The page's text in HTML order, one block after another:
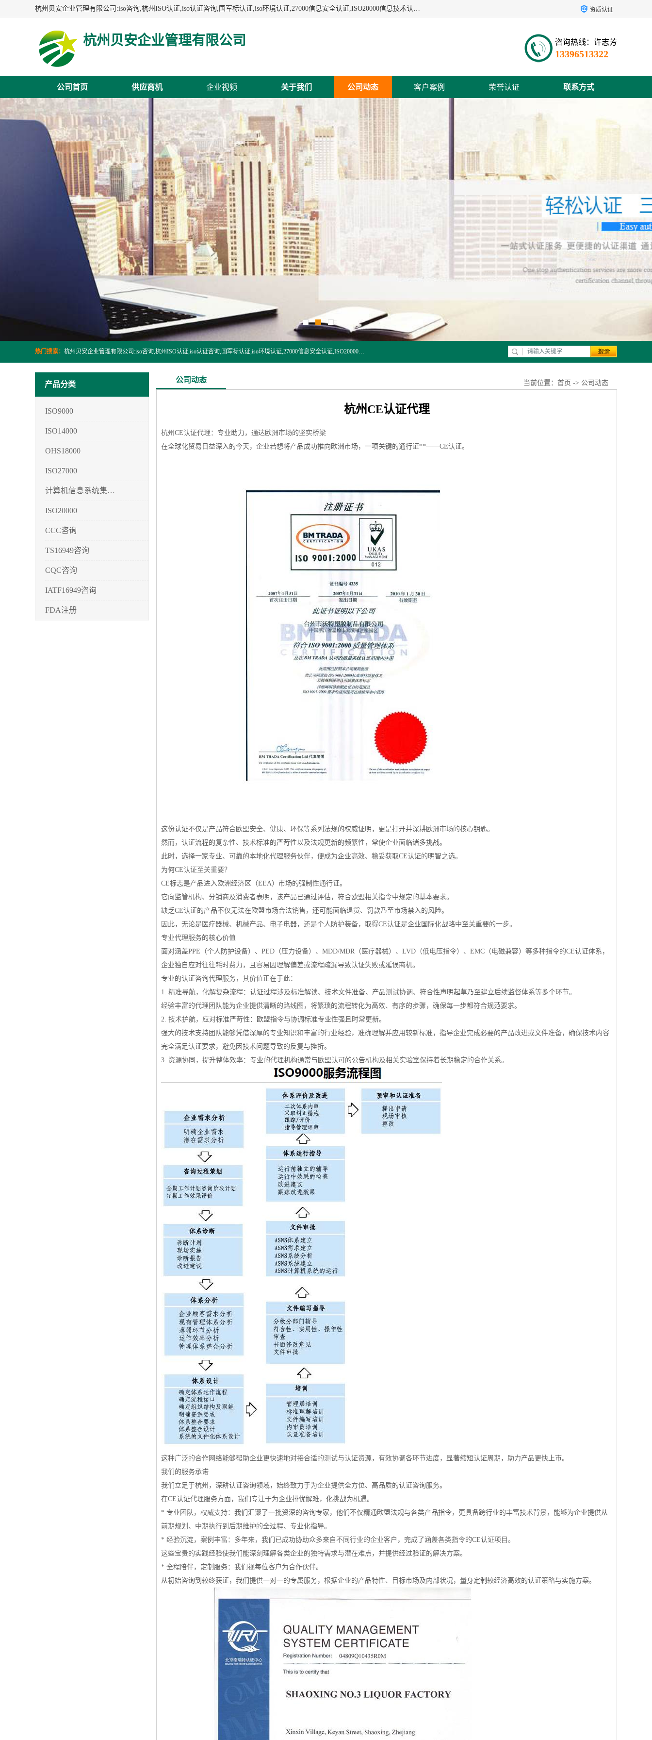
杭州贝安企业管理有限公司:iso咨询,杭州ISO认证,iso认证咨询,国军标认证,iso环境认证,27000信息安全认证,ISO20000信息技术认证,口罩检测报告,32610检测报告,CCRC认证,ISO50001认证,ITSS认证,两化融合认证,出口口罩检测报告等认证代理服务,本公司有近10年的体系咨询经验,能业务覆盖范围南到海南三亚北到新疆阿克苏. 资质认证
杭州贝安企业管理有限公司 咨询热线：许志芳
13396513322
公司首页 供应商机 企业视频 关于我们 公司动态 客户案例 荣誉认证 联系方式
热门搜索： 杭州贝安企业管理有限公司:iso咨询,杭州ISO认证,iso认证咨询,国军标认证,iso环境认证,27000信息安全认证,ISO20000信息技术认证,口罩检测报告,32610检测报告,CCRC认证,ISO50001认证,ITSS认证,两化融合认证,出口口罩检测报告等认证代理服务,本公司有近10年的体系咨询经验,能业务覆盖范围南到海南三亚北到新疆阿克苏.
产品分类
ISO9000
ISO14000
OHS18000
ISO27000
计算机信息系统集成3/4/5
ISO20000
CCC咨询
TS16949咨询
CQC咨询
IATF16949咨询
FDA注册
公司动态 当前位置： 首页 -> 公司动态
杭州CE认证代理
杭州CE认证代理：专业助力，通达欧洲市场的坚实桥梁
在全球化贸易日益深入的今天，企业若想将产品成功推向欧洲市场，一项关键的通行证**——CE认证。
这份认证不仅是产品符合欧盟安全、健康、环保等系列法规的权威证明，更是打开并深耕欧洲市场的核心钥匙。
然而，认证流程的复杂性、技术标准的严苛性以及法规更新的频繁性，常使企业面临诸多挑战。
此时，选择一家专业、可靠的本地化代理服务伙伴，便成为企业高效、稳妥获取CE认证的明智之选。
为何CE认证至关重要？
CE标志是产品进入欧洲经济区（EEA）市场的强制性通行证。
它向监管机构、分销商及消费者表明，该产品已通过评估，符合欧盟相关指令中规定的基本要求。
缺乏CE认证的产品不仅无法在欧盟市场合法销售，还可能面临退货、罚款乃至市场禁入的风险。
因此，无论是医疗器械、机械产品、电子电器，还是个人防护装备，取得CE认证是企业国际化战略中至关重要的一步。
专业代理服务的核心价值
面对涵盖PPE（个人防护设备）、PED（压力设备）、MDD/MDR（医疗器械）、LVD（低电压指令）、EMC（电磁兼容）等多种指令的CE认证体系，
企业独自应对往往耗时费力，且容易因理解偏差或流程疏漏导致认证失败或延误商机。
专业的认证咨询代理服务，其价值正在于此：
1. 精准导航，化解复杂流程：认证过程涉及标准解读、技术文件准备、产品测试协调、符合性声明起草乃至建立后续监督体系等多个环节。
经验丰富的代理团队能为企业提供清晰的路线图，将繁琐的流程转化为高效、有序的步骤，确保每一步都符合规范要求。
2. 技术护航，应对标准严苛性：欧盟指令与协调标准专业性强且时常更新。
强大的技术支持团队能够凭借深厚的专业知识和丰富的行业经验，准确理解并应用较新标准，指导企业完成必要的产品改进或文件准备，确保技术内容
完全满足认证要求，避免因技术问题导致的反复与挫折。
3. 资源协同，提升整体效率：专业的代理机构通常与欧盟认可的公告机构及相关实验室保持着长期稳定的合作关系。
这种广泛的合作网络能够帮助企业更快速地对接合适的测试与认证资源，有效协调各环节进度，显著缩短认证周期，助力产品更快上市。
我们的服务承诺
我们立足于杭州，深耕认证咨询领域，始终致力于为企业提供全方位、高品质的认证咨询服务。
在CE认证代理服务方面，我们专注于为企业排忧解难，化挑战为机遇。
* 专业团队，权威支持：我们汇聚了一批资深的咨询专家，他们不仅精通欧盟法规与各类产品指令，更具备跨行业的丰富技术背景，能够为企业提供从
前期规划、中期执行到后期维护的全过程、专业化指导。
* 经验沉淀，案例丰富：多年来，我们已成功协助众多来自不同行业的企业客户，完成了涵盖各类指令的CE认证项目。
这些宝贵的实践经验使我们能深刻理解各类企业的独特需求与潜在难点，并提供经过验证的解决方案。
* 全程陪伴，定制服务：我们视每位客户为合作伙伴。
从初始咨询到较终获证，我们提供一对一的专属服务，根据企业的产品特性、目标市场及内部状况，量身定制较经济高效的认证策略与实施方案。